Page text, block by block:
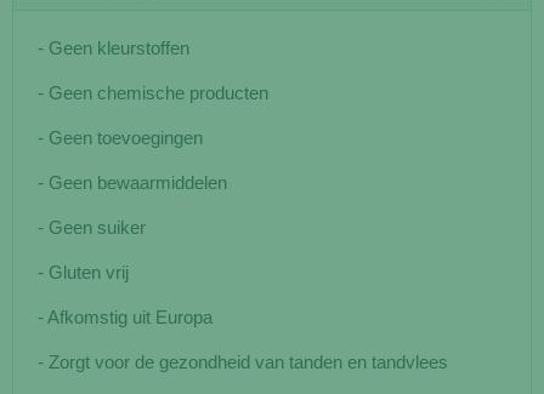
- Geen kleurstoffen
- Geen chemische producten
- Geen toevoegingen
- Geen bewaarmiddelen
- Geen suiker
- Gluten vrij
- Afkomstig uit Europa
- Zorgt voor de gezondheid van tanden en tandvlees